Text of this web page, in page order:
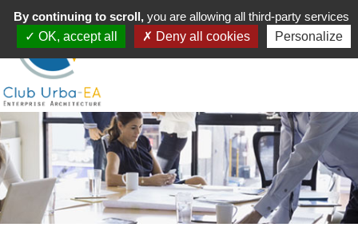
Toggle
navigation
MENU
By continuing to scroll,you are allowing all third-party services
OK, accept all
Deny all cookies Personalize